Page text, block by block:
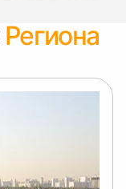
Региона